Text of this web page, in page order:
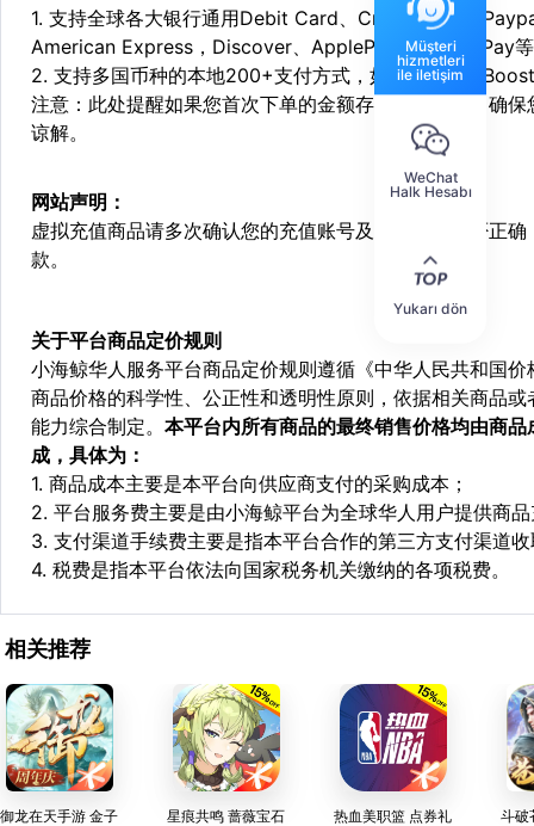
1. 支持全球各大银行通用Debit Card、Credit Card和
American Express，Discover、ApplePay和GooglePay
2. 支持多国币种的本地200+支付方式，如：Alipay，
注意：此处提醒如果您首次下单的金额存在异常，为了确
谅解。
网站声明：
虚拟充值商品请多次确认您的充值账号及相关信息是否正
款。
关于平台商品定价规则
小海鲸华人服务平台商品定价规则遵循《中华人民共和国
商品价格的科学性、公正性和透明性原则，依据相关商品
能力综合制定。 本平台内所有商品的最终销售价格均由商
成，具体为：
1. 商品成本主要是本平台向供应商支付的采购成本；
2. 平台服务费主要是由小海鲸平台为全球华人用户提供商
3. 支付渠道手续费主要是指本平台合作的第三方支付渠道
4. 税费是指本平台依法向国家税务机关缴纳的各项税费。
相关推荐
御龙在天手游 金子
星痕共鸣 蔷薇宝石
热血美职篮 点券礼
斗破
Müşteri
hizmetleri
ile iletişim
WeChat
Halk Hesabı
Yukarı dön